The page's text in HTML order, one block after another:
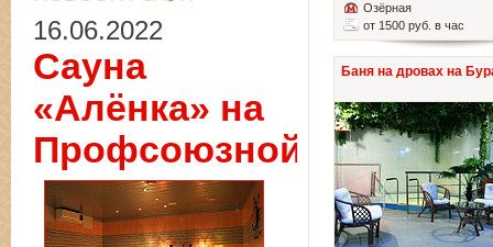
Озёрная
от 1500 руб. в час
Баня на дровах на
16.06.2022
Сауна
«Алёнка» на
Профсоюзной